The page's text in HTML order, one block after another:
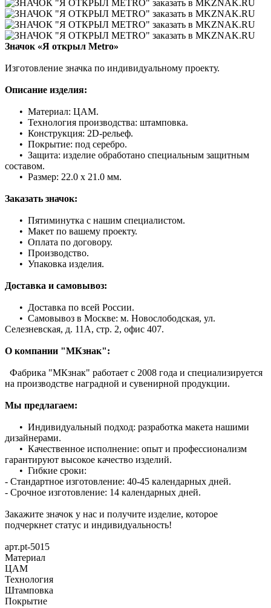
Значок «Я открыл Metro»
Изготовление значка по индивидуальному проекту.
Описание изделия:
• Материал: ЦАМ.
• Технология производства: штамповка.
• Конструкция: 2D-рельеф.
• Покрытие: под серебро.
• Защита: изделие обработано специальным защитным
составом.
• Размер: 22.0 х 21.0 мм.
Заказать значок:
• Пятиминутка с нашим специалистом.
• Макет по вашему проекту.
• Оплата по договору.
• Производство.
• Упаковка изделия.
Доставка и самовывоз:
• Доставка по всей России.
• Самовывоз в Москве: м. Новослободская, ул.
Селезневская, д. 11А, стр. 2, офис 407.
О компании "МКзнак":
Фабрика "МКзнак" работает с 2008 года и специализируется
на производстве наградной и сувенирной продукции.
Мы предлагаем:
• Индивидуальный подход: разработка макета нашими
дизайнерами.
• Качественное исполнение: опыт и профессионализм
гарантируют высокое качество изделий.
• Гибкие сроки:
- Стандартное изготовление: 40-45 календарных дней.
- Срочное изготовление: 14 календарных дней.
Закажите значок у нас и получите изделие, которое
подчеркнет статус и индивидуальность!
арт.pt-5015
Материал
ЦАМ
Технология
Штамповка
Покрытие